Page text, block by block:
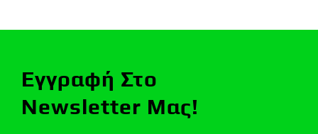
Εγγραφή Στο
Newsletter Μας!